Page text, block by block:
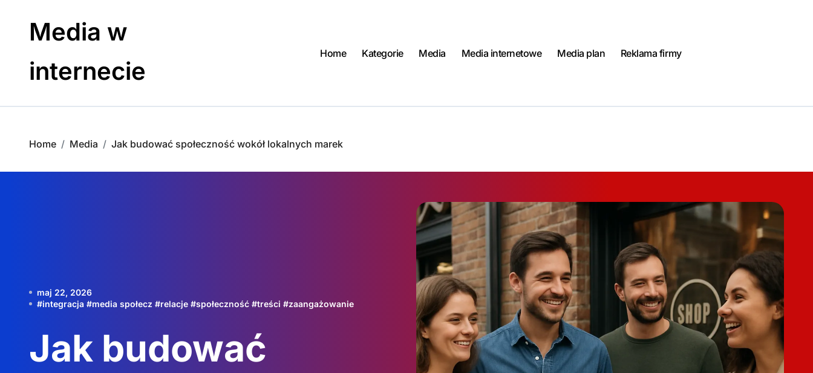
Media w
internecie
Home Kategorie Media Media internetowe Media plan Reklama firmy
Home Media Jak budować społeczność wokół lokalnych marek
maj 22, 2026
#integracja #media społecz #relacje #społeczność #treści #zaangażowanie
Jak budować